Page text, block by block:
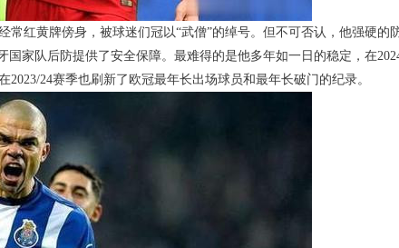
常红黄牌傍身，被球迷们冠以“武僧”的绰号。但不可否认，他强硬的
国家队后防提供了安全保障。最难得的是他多年如一日的稳定，在
24赛季也刷新了欧冠最年长出场球员和最年长破门的纪录。